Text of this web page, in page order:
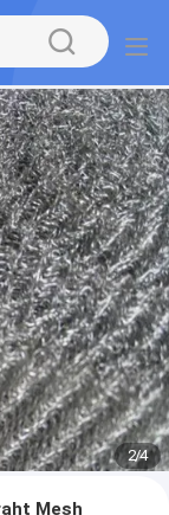
2/4
Mesh